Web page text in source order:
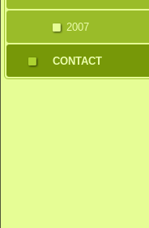
2007
CONTACT